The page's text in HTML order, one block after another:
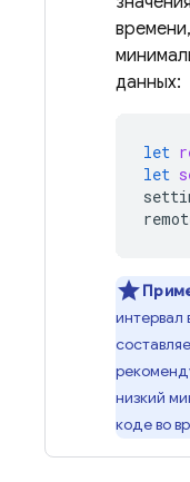
данных:
let
let
интервал
низкий
коде во